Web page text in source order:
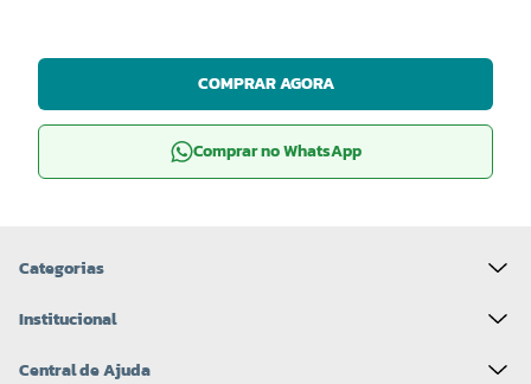
COMPRAR AGORA
Comprar no WhatsApp
Categorias
Institucional
Central de Ajuda